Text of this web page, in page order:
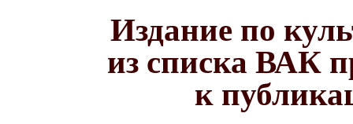
Издание по
из списка ВАК
к